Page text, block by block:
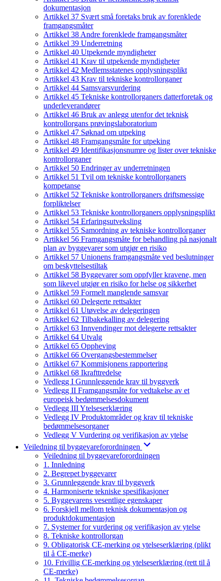
dokumentasjon
Artikkel 37 Svært små foretaks bruk av forenklede
framgangsmåter
Artikkel 38 Andre forenklede framgangsmåter
Artikkel 39 Underretning
Artikkel 40 Utpekende myndigheter
Artikkel 41 Krav til utpekende myndigheter
Artikkel 42 Medlemsstatenes opplysningsplikt
Artikkel 43 Krav til tekniske kontrollorganer
Artikkel 44 Samsvarsvurdering
Artikkel 45 Tekniske kontrollorganers datterforetak og
underleverandører
Artikkel 46 Bruk av anlegg utenfor det teknisk
kontrollorgans prøvingslaboratorium
Artikkel 47 Søknad om utpeking
Artikkel 48 Framgangsmåte for utpeking
Artikkel 49 Identifikasjonsnumre og lister over tekniske
kontrollorganer
Artikkel 50 Endringer av underretningen
Artikkel 51 Tvil om tekniske kontrollorganers
kompetanse
Artikkel 52 Tekniske kontrollorganers driftsmessige
forpliktelser
Artikkel 53 Tekniske kontrollorganers opplysningsplikt
Artikkel 54 Erfaringsutveksling
Artikkel 55 Samordning av tekniske kontrollorganer
Artikkel 56 Framgangsmåte for behandling på nasjonalt
plan av byggevarer som utgjør en risiko
Artikkel 57 Unionens framgangsmåte ved beslutninger
om beskyttelsestiltak
Artikkel 58 Byggevarer som oppfyller kravene, men
som likevel utgjør en risiko for helse og sikkerhet
Artikkel 59 Formelt manglende samsvar
Artikkel 60 Delegerte rettsakter
Artikkel 61 Utøvelse av delegeringen
Artikkel 62 Tilbakekalling av delegering
Artikkel 63 Innvendinger mot delegerte rettsakter
Artikkel 64 Utvalg
Artikkel 65 Oppheving
Artikkel 66 Overgangsbestemmelser
Artikkel 67 Kommisjonens rapportering
Artikkel 68 Ikrafttredelse
Vedlegg I Grunnleggende krav til byggverk
Vedlegg II Framgangsmåte for vedtakelse av et
europeisk bedømmelsesdokument
Vedlegg III Ytelseserklæring
Vedlegg IV Produktområder og krav til tekniske
bedømmelsesorganer
Vedlegg V Vurdering og verifikasjon av ytelse
Veiledning til byggevareforordningen
Veiledning til byggevareforordningen
1. Innledning
2. Begrepet byggevarer
3. Grunnleggende krav til byggverk
4. Harmoniserte tekniske spesifikasjoner
5. Byggevarens vesentlige egenskaper
6. Forskjell mellom teknisk dokumentasjon og
produktdokumentasjon
7. Systemer for vurdering og verifikasjon av ytelse
8. Tekniske kontrollorgan
9. Obligatorisk CE-merking og ytelseserklæring (plikt
til å CE-merke)
10. Frivillig CE-merking og ytelseserklæring (rett til å
CE-merke)